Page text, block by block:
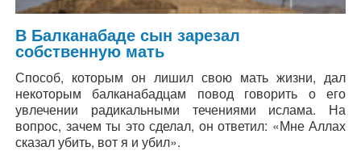
В Балканабаде сын зарезал
собственную мать
Способ, которым он лишил свою мать жизни, дал
некоторым балканабадцам повод говорить о его
увлечении радикальными течениями ислама. На
вопрос, зачем ты это сделал, он ответил: «Мне Аллах
сказал убить, вот я и убил».